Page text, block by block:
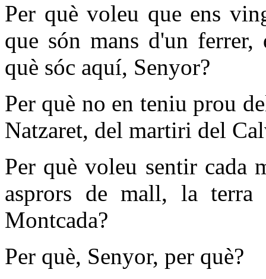
Per què voleu que ens
que són mans d'un ferrer,
què sóc aquí, Senyor?
Per què no en teniu prou
Natzaret, del martiri del
Per què voleu sentir cada
asprors de mall, la terra
Montcada?
Per què, Senyor, per què?